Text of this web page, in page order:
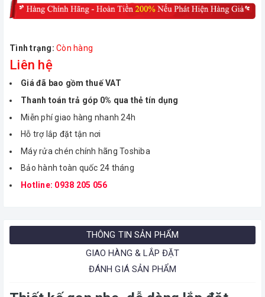
Tình trạng: Còn hàng
Liên hệ
Giá đã bao gồm thuế VAT
Thanh toán trả góp 0% qua thẻ tín dụng
Miễn phí giao hàng nhanh 24h
Hỗ trợ lắp đặt tận nơi
Máy rửa chén chính hãng Toshiba
Bảo hành toàn quốc 24 tháng
Hotline: 0938 205 056
THÔNG TIN SẢN PHẨM
GIAO HÀNG & LẮP ĐẶT
ĐÁNH GIÁ SẢN PHẨM